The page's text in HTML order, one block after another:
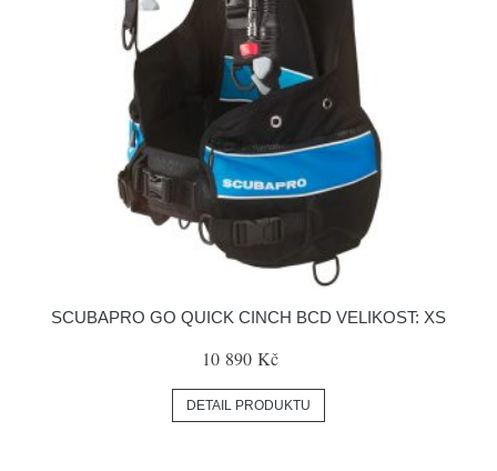
SCUBAPRO GO QUICK CINCH BCD VELIKOST: XS
10 890 Kč
DETAIL PRODUKTU